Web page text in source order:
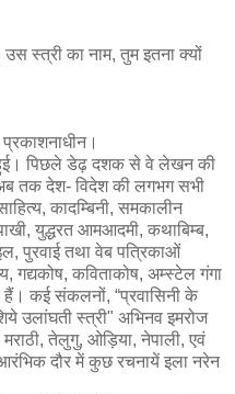
स्त्री का नाम, तुम इतना क्यों
पिछले डेढ़ दशक से वे लेखन की
तक देश- विदेश की लगभग सभी
कादम्बिनी, समकालीन
युद्धरत आमआदमी, कथाबिम्ब,
पुरवाई तथा वेब पत्रिकाओं
गद्यकोष, कविताकोष, अम्स्टेल गंगा
हैं। कई संकलनों, “प्रवासिनी के
उलांघती स्त्री" अभिनव इमरोज
तेलुगु, ओड़िया, नेपाली, एवं
दौर में कुछ रचनायें इला नरेन